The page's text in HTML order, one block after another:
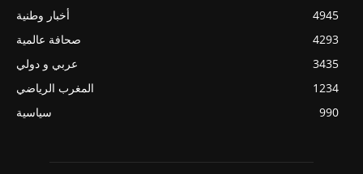
أخبار وطنية
4945
صحافة عالمية
4293
عربي و دولي
3435
المغرب الرياضي
1234
سياسية
990